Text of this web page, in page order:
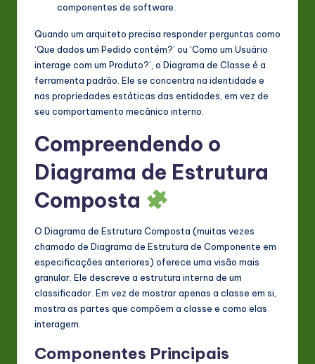
componentes de software.
Quando um arquiteto precisa responder perguntas como
‘Que dados um Pedido contém?’ ou ‘Como um Usuário
interage com um Produto?’, o Diagrama de Classe é a
ferramenta padrão. Ele se concentra na identidade e
nas propriedades estáticas das entidades, em vez de
seu comportamento mecânico interno.
Compreendendo o
Diagrama de Estrutura
Composta
O Diagrama de Estrutura Composta (muitas vezes
chamado de Diagrama de Estrutura de Componente em
especificações anteriores) oferece uma visão mais
granular. Ele descreve a estrutura interna de um
classificador. Em vez de mostrar apenas a classe em si,
mostra as partes que compõem a classe e como elas
interagem.
Componentes Principais